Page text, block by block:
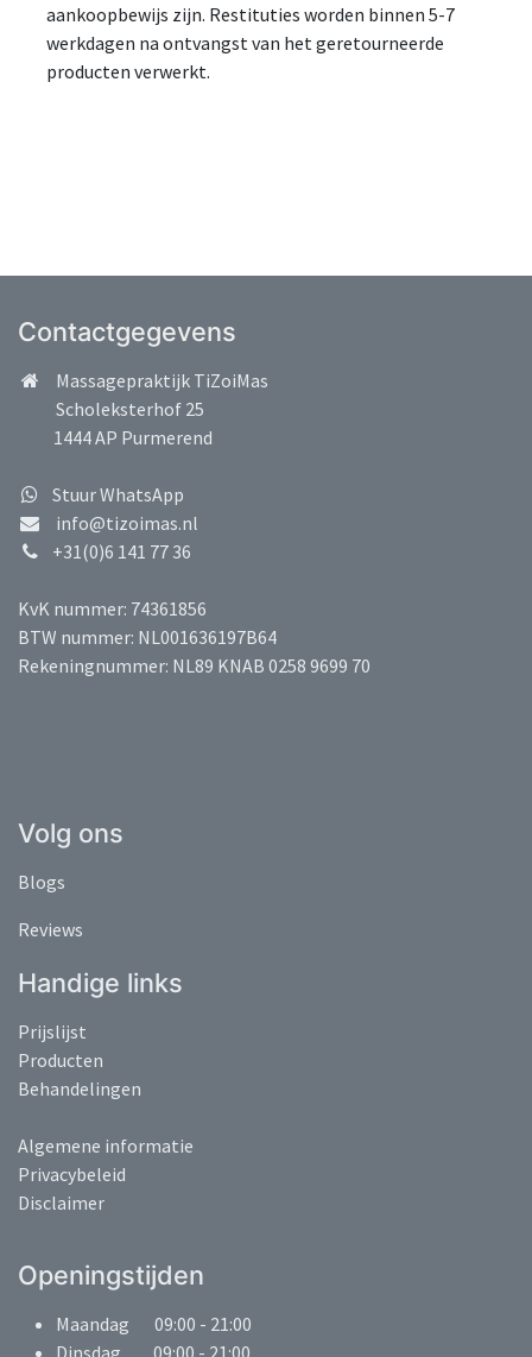
aankoopbewijs zijn. Restituties worden binnen 5-7
werkdagen na ontvangst van het geretourneerde
producten verwerkt.
Contactgegevens
Massagepraktijk TiZoiMas
Scholeksterhof 25
1444 AP Purmerend
Stuur WhatsApp
info@tizoimas.nl
+31(0)6 141 77 36
KvK nummer: 74361856
BTW nummer: NL001636197B64
Rekeningnummer: NL89 KNAB 0258 9699 70
Volg ons
Blogs
Reviews
Handige links
Prijslijst
Producten
Behandelingen
Algemene informatie
Privacybeleid
Disclaimer
Openingstijden
Maandag 09:00 - 21:00